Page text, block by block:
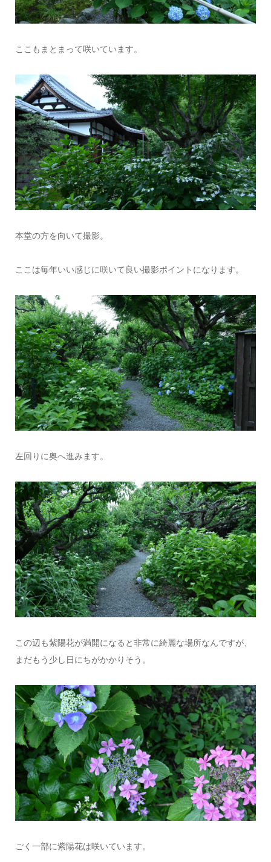
ここもまとまって咲いています。
本堂の方を向いて撮影。
ここは毎年いい感じに咲いて良い撮影ポイントになります。
左回りに奥へ進みます。
この辺も紫陽花が満開になると非常に綺麗な場所なんですが、
まだもう少し日にちがかかりそう。
ごく一部に紫陽花は咲いています。